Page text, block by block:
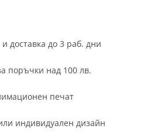
доставка до 3 раб. дни
поръчки над 100 лв.
печат
индивидуален дизайн